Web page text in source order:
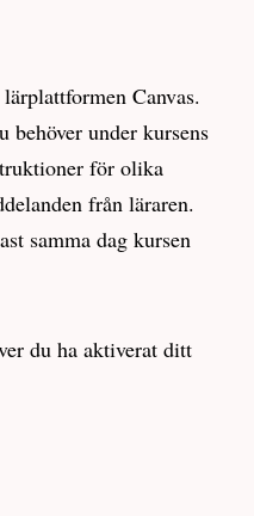
Canvas.
under kursens
för olika
från läraren.
samma dag kursen
du ha aktiverat ditt